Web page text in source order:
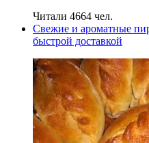
Читали 4664 чел.
Свежие и ароматные
быстрой доставкой